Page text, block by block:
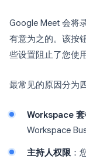
Google Meet 会将
有意为之的。该按
些设置阻止了您使用
最常见的原因分为
Workspace
Workspace
主持人权限 ：